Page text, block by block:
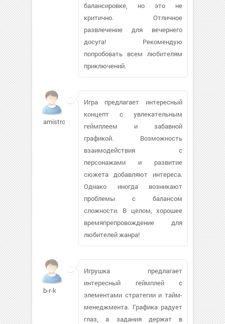
балансировке, но это не
критично. Отличное
развлечение для вечернего
досуга! Рекомендую
попробовать всем любителям
приключений.
amistroy106
Игра предлагает интересный
концепт с увлекательным
геймплеем и забавной
графикой. Возможность
взаимодействия с
персонажами и развитие
сюжета добавляют интереса.
Однако иногда возникают
проблемы с балансом
сложности. В целом, хорошее
времяпрепровождение для
любителей жанра!
b-r-k
Игрушка предлагает
интересный геймплей с
элементами стратегии и тайм-
менеджмента. Графика радует
глаз, а задания держат в